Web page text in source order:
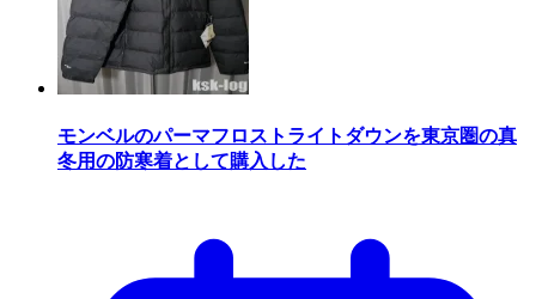
モンベルのパーマフロストライトダウンを東京圏の真
冬用の防寒着として購入した